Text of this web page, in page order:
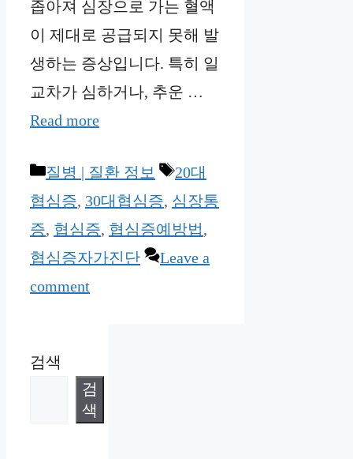
좁아져 심장으로 가는 혈액
이 제대로 공급되지 못해 발
생하는 증상입니다. 특히 일
교차가 심하거나, 추운 …
Read more
Categories
질병 | 질환 정보 Tags
20대
협심증, 30대협심증, 심장통
증, 협심증, 협심증예방법,
협심증자가진단
Leave a
comment
검색
검
색